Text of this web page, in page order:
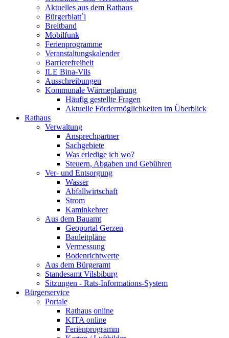
Aktuelles aus dem Rathaus
Bürgerblatt`l
Breitband
Mobilfunk
Ferienprogramme
Veranstaltungskalender
Barrierefreiheit
ILE Bina-Vils
Ausschreibungen
Kommunale Wärmeplanung
Häufig gestellte Fragen
Aktuelle Fördermöglichkeiten im Überblick
Rathaus
Verwaltung
Ansprechpartner
Sachgebiete
Was erledige ich wo?
Steuern, Abgaben und Gebühren
Ver- und Entsorgung
Wasser
Abfallwirtschaft
Strom
Kaminkehrer
Aus dem Bauamt
Geoportal Gerzen
Bauleitpläne
Vermessung
Bodenrichtwerte
Aus dem Bürgeramt
Standesamt Vilsbiburg
Sitzungen - Rats-Informations-System
Bürgerservice
Portale
Rathaus online
KITA online
Ferienprogramm